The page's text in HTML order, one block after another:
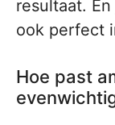
resultaat.
ook perfect
Hoe past